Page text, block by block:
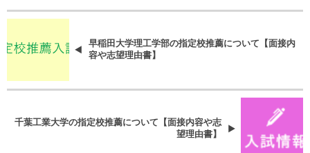
早稲田大学理工学部の指定校推薦について【面接内
容や志望理由書】
千葉工業大学の指定校推薦について【面接内容や志
望理由書】